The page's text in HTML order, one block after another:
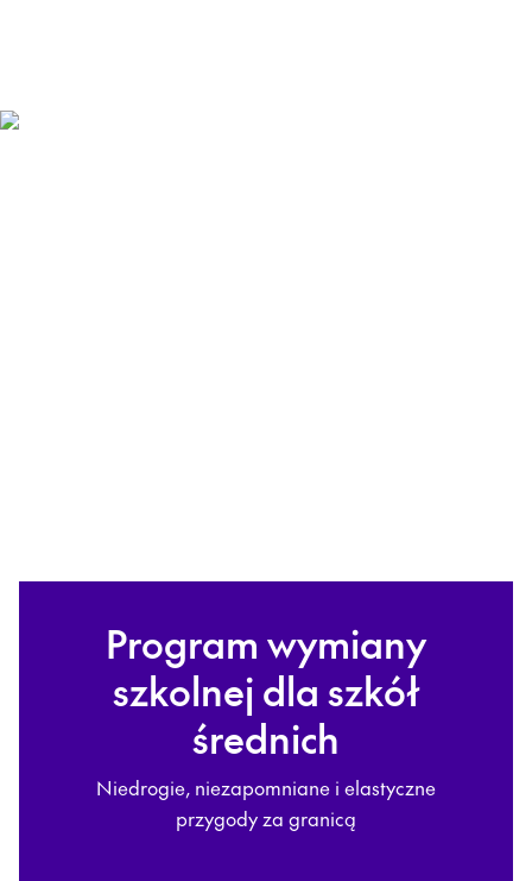
Program wymiany
szkolnej dla szkół
średnich
Niedrogie, niezapomniane i elastyczne
przygody za granicą